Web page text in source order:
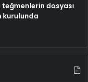
dosyası
kurulunda